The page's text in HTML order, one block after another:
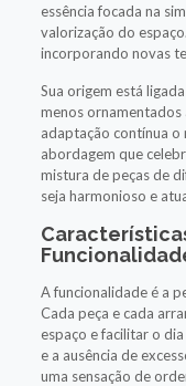
essência focada na
valorização do
incorporando novas
Sua origem está
menos
adaptação contínua o
abordagem que
mistura de peças de
seja harmonioso e
A funcionalidade é a
Cada peça e cada
espaço e facilitar o
e a ausência de
uma sensação de